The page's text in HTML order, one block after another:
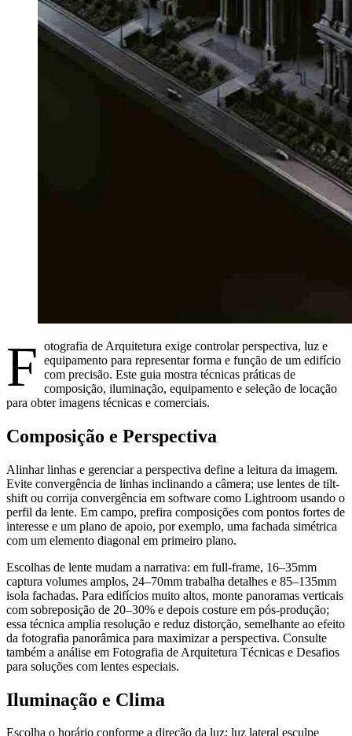
F otografia de Arquitetura exige controlar perspectiva, luz e
equipamento para representar forma e função de um edifício
com precisão. Este guia mostra técnicas práticas de
composição, iluminação, equipamento e seleção de locação
para obter imagens técnicas e comerciais.
Composição e Perspectiva
Alinhar linhas e gerenciar a perspectiva define a leitura da imagem.
Evite convergência de linhas inclinando a câmera; use lentes de tilt-
shift ou corrija convergência em software como Lightroom usando o
perfil da lente. Em campo, prefira composições com pontos fortes de
interesse e um plano de apoio, por exemplo, uma fachada simétrica
com um elemento diagonal em primeiro plano.
Escolhas de lente mudam a narrativa: em full-frame, 16–35mm
captura volumes amplos, 24–70mm trabalha detalhes e 85–135mm
isola fachadas. Para edifícios muito altos, monte panoramas verticais
com sobreposição de 20–30% e depois costure em pós-produção;
essa técnica amplia resolução e reduz distorção, semelhante ao efeito
da fotografia panorâmica para maximizar a perspectiva. Consulte
também a análise em Fotografia de Arquitetura Técnicas e Desafios
para soluções com lentes especiais.
Iluminação e Clima
Escolha o horário conforme a direção da luz; luz lateral esculpe